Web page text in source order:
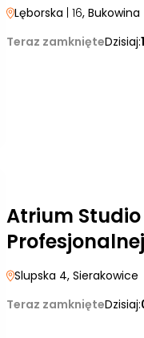
Lęborska | 16, Bukowina
Teraz zamknięteDzisiaj:
Atrium
Profesjonalnej
Slupska 4, Sierakowice
Teraz zamknięteDzisiaj: